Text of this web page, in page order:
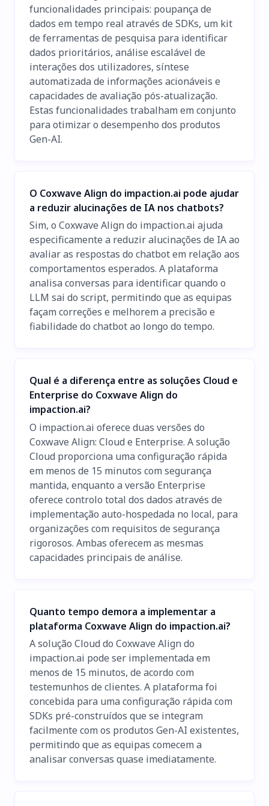
funcionalidades principais: poupança de
dados em tempo real através de SDKs, um kit
de ferramentas de pesquisa para identificar
dados prioritários, análise escalável de
interações dos utilizadores, síntese
automatizada de informações acionáveis e
capacidades de avaliação pós-atualização.
Estas funcionalidades trabalham em conjunto
para otimizar o desempenho dos produtos
Gen-AI.
O Coxwave Align do impaction.ai pode ajudar
a reduzir alucinações de IA nos chatbots?
Sim, o Coxwave Align do impaction.ai ajuda
especificamente a reduzir alucinações de IA ao
avaliar as respostas do chatbot em relação aos
comportamentos esperados. A plataforma
analisa conversas para identificar quando o
LLM sai do script, permitindo que as equipas
façam correções e melhorem a precisão e
fiabilidade do chatbot ao longo do tempo.
Qual é a diferença entre as soluções Cloud e
Enterprise do Coxwave Align do
impaction.ai?
O impaction.ai oferece duas versões do
Coxwave Align: Cloud e Enterprise. A solução
Cloud proporciona uma configuração rápida
em menos de 15 minutos com segurança
mantida, enquanto a versão Enterprise
oferece controlo total dos dados através de
implementação auto-hospedada no local, para
organizações com requisitos de segurança
rigorosos. Ambas oferecem as mesmas
capacidades principais de análise.
Quanto tempo demora a implementar a
plataforma Coxwave Align do impaction.ai?
A solução Cloud do Coxwave Align do
impaction.ai pode ser implementada em
menos de 15 minutos, de acordo com
testemunhos de clientes. A plataforma foi
concebida para uma configuração rápida com
SDKs pré-construídos que se integram
facilmente com os produtos Gen-AI existentes,
permitindo que as equipas comecem a
analisar conversas quase imediatamente.